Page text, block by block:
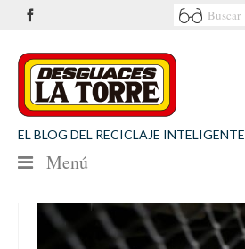
EL BLOG DEL RECICLAJE INTELIGENTE
Menú
NOTICIAS
SEGURIDAD VIAL